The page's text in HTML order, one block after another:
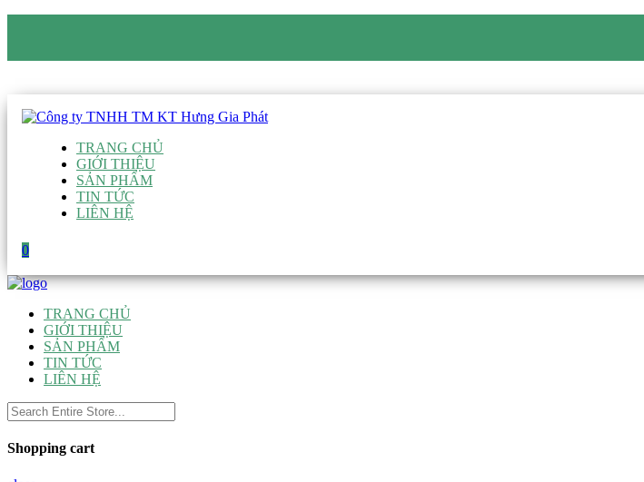
TRANG CHỦ
GIỚI THIỆU
SẢN PHẨM
TIN TỨC
LIÊN HỆ
0
TRANG CHỦ
GIỚI THIỆU
SẢN PHẨM
TIN TỨC
LIÊN HỆ
Shopping cart